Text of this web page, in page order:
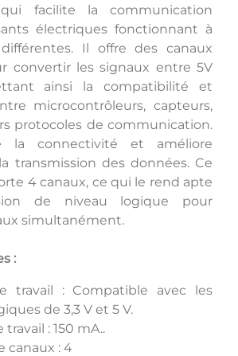
facilite la communication
électriques fonctionnant à
Il offre des canaux
convertir les signaux entre 5V
ainsi la compatibilité et
microcontrôleurs, capteurs,
protocoles de communication.
la connectivité et améliore
transmission des données. Ce
4 canaux, ce qui le rend apte
de niveau logique pour
simultanément.
:
travail : Compatible avec les
de 3,3 V et 5 V.
: 150 mA..
canaux : 4